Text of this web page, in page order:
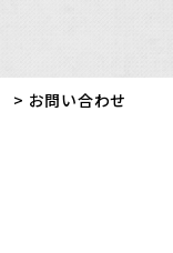
> お問い合わせ